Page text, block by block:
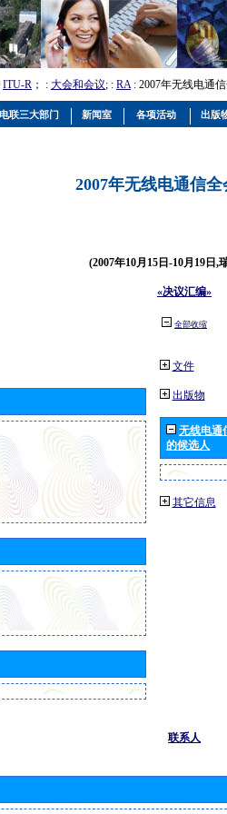
ITU-R ； : 大会和会议; : RA: 2007年无线电通
2007年无线电通信
(2007年10月15日-10月19日,
«决议汇编»
全部收缩
文件
出版物
无线电通
的候选人
其它信息
联系人
联三大部门 新闻室 各项活动 出版